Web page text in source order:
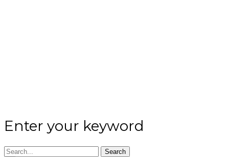
Enter your keyword
Search